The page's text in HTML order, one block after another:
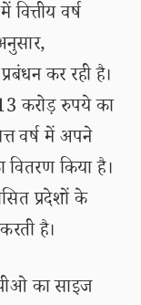
वर्ष
कर रही है।
करोड़ रुपये का
वर्ष में अपने
किया है।
प्रदेशों के
है।
का साइज